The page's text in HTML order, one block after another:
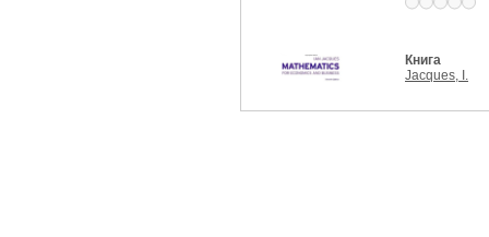
Книга
Jacques, I.